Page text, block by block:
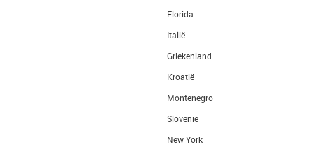
Florida
Italië
Griekenland
Kroatië
Montenegro
Slovenië
New York